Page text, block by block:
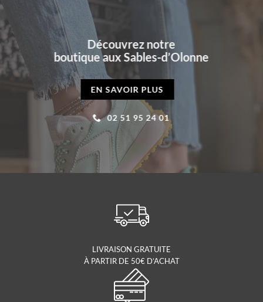
Découvrez notre
boutique aux Sables-d’Olonne
EN SAVOIR PLUS
02 51 95 24 01
LIVRAISON GRATUITE
À PARTIR DE 50€ D’ACHAT